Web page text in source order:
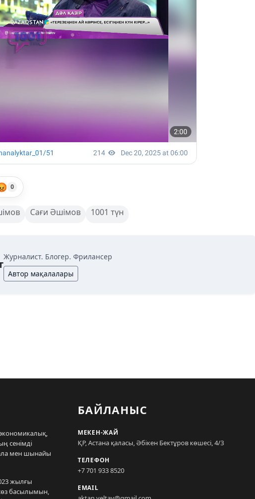
0
Сағи Әшімов 1001 түн
Журналист. Блогер. Фрилансер
Автор мақалалары
экономикалық,
сенімді
мен шынайы
жылғы
басылымын,
БАЙЛАНЫС
МЕКЕН-ЖАЙ
ҚР, Астана қаласы, Әбікен Бектұров көшесі, 4/3
ТЕЛЕФОН
+7 701 933 8520
EMAIL